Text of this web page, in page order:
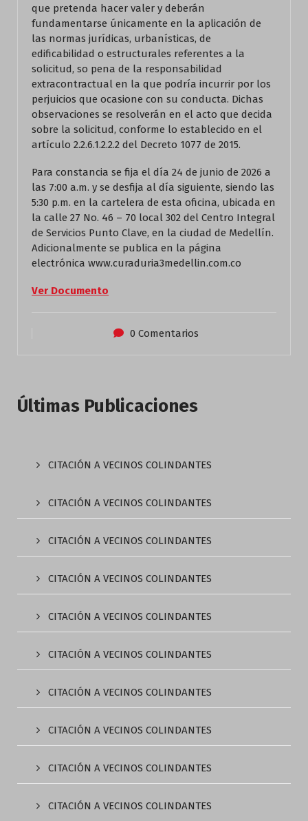
que pretenda hacer valer y deberán
fundamentarse únicamente en la aplicación de
las normas jurídicas, urbanísticas, de
edificabilidad o estructurales referentes a la
solicitud, so pena de la responsabilidad
extracontractual en la que podría incurrir por los
perjuicios que ocasione con su conducta. Dichas
observaciones se resolverán en el acto que decida
sobre la solicitud, conforme lo establecido en el
artículo 2.2.6.1.2.2.2 del Decreto 1077 de 2015.
Para constancia se fija el día 24 de junio de 2026 a
las 7:00 a.m. y se desfija al día siguiente, siendo las
5:30 p.m. en la cartelera de esta oficina, ubicada en
la calle 27 No. 46 – 70 local 302 del Centro Integral
de Servicios Punto Clave, en la ciudad de Medellín.
Adicionalmente se publica en la página
electrónica www.curaduria3medellin.com.co
Ver Documento
0 Comentarios
Últimas Publicaciones
CITACIÓN A VECINOS COLINDANTES
CITACIÓN A VECINOS COLINDANTES
CITACIÓN A VECINOS COLINDANTES
CITACIÓN A VECINOS COLINDANTES
CITACIÓN A VECINOS COLINDANTES
CITACIÓN A VECINOS COLINDANTES
CITACIÓN A VECINOS COLINDANTES
CITACIÓN A VECINOS COLINDANTES
CITACIÓN A VECINOS COLINDANTES
CITACIÓN A VECINOS COLINDANTES